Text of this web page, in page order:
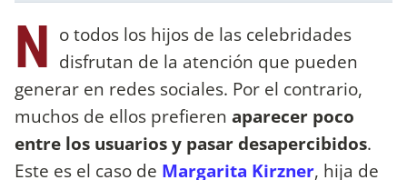
N o todos los hijos de las celebridades
disfrutan de la atención que pueden
generar en redes sociales. Por el contrario,
muchos de ellos prefieren aparecer poco
entre los usuarios y pasar desapercibidos.
Este es el caso de Margarita Kirzner, hija de